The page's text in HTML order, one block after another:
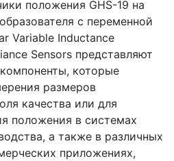
положения GHS-19 на
с переменной
Variable Inductance
Sensors представляют
которые
размеров
качества или для
положения в системах
а также в различных
приложениях,